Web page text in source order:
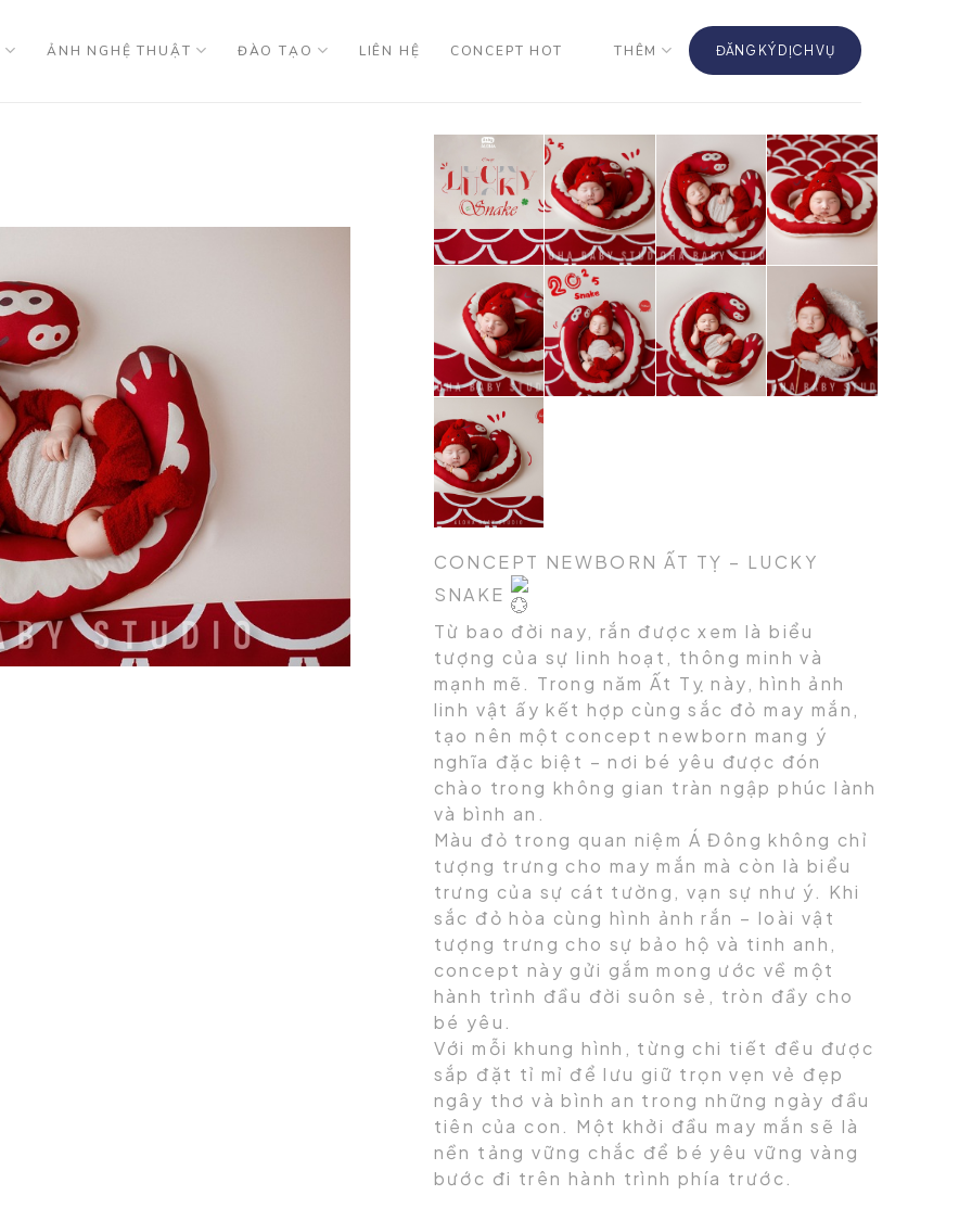
ẢNH NGHỆ THUẬT ĐÀO TẠO LIÊN HỆ CONCEPT HOT THÊM ĐĂNG KÝ DỊCH VỤ
CONCEPT NEWBORN ẤT TỴ – LUCKY
SNAKE
Từ bao đời nay, rắn được xem là biểu
tượng của sự linh hoạt, thông minh và
mạnh mẽ. Trong năm Ất Tỵ này, hình ảnh
linh vật ấy kết hợp cùng sắc đỏ may mắn,
tạo nên một concept newborn mang ý
nghĩa đặc biệt – nơi bé yêu được đón
chào trong không gian tràn ngập phúc lành
và bình an.
Màu đỏ trong quan niệm Á Đông không chỉ
tượng trưng cho may mắn mà còn là biểu
trưng của sự cát tường, vạn sự như ý. Khi
sắc đỏ hòa cùng hình ảnh rắn – loài vật
tượng trưng cho sự bảo hộ và tinh anh,
concept này gửi gắm mong ước về một
hành trình đầu đời suôn sẻ, tròn đầy cho
bé yêu.
Với mỗi khung hình, từng chi tiết đều được
sắp đặt tỉ mỉ để lưu giữ trọn vẹn vẻ đẹp
ngây thơ và bình an trong những ngày đầu
tiên của con. Một khởi đầu may mắn sẽ là
nền tảng vững chắc để bé yêu vững vàng
bước đi trên hành trình phía trước.